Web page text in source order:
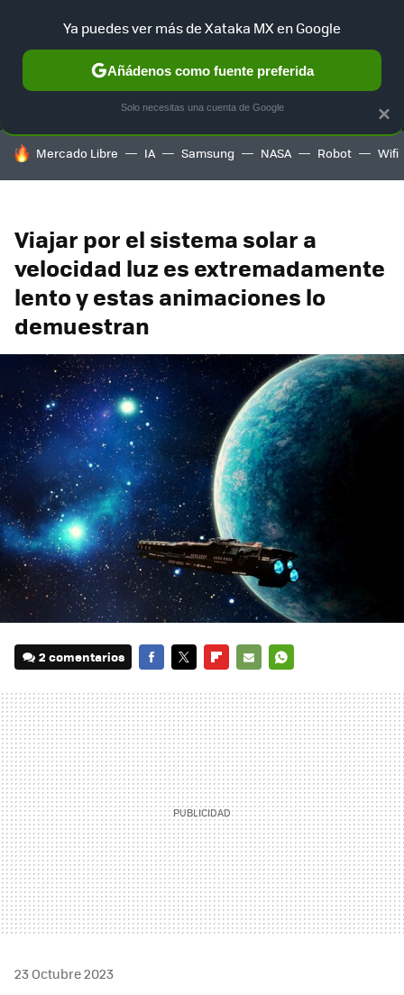
MENÚ NUEVO
GAMING HOME AUTO
HOY SE HABLA DE
Mercado Libre IA Samsung NASA Robot Wifi
Viajar por el sistema solar a
velocidad luz es extremadamente
lento y estas animaciones lo
demuestran
2 comentarios
MAIL
23 Octubre 2023
×
Ya puedes ver más de Xataka MX en Google
Añádenos como fuente preferida
Solo necesitas una cuenta de Google